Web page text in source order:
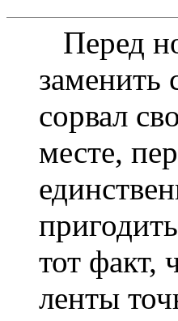
Перед
сорвал
месте,
тот факт,
ленты